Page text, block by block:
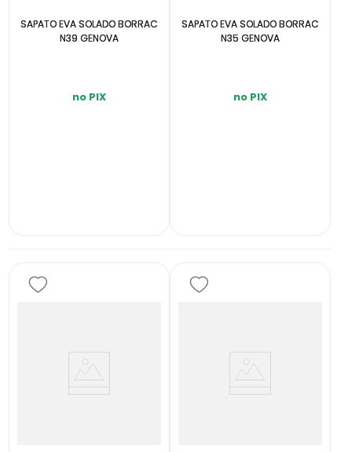
SAPATO EVA SOLADO BORRAC
N39 GENOVA
no PIX
SAPATO EVA SOLADO BORRAC
N35 GENOVA
no PIX